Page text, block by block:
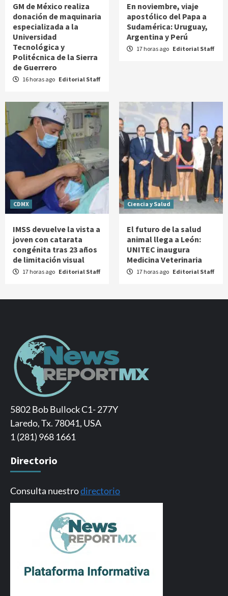
GM de México realiza
donación de maquinaria
especializada a la
Universidad
Tecnológica y
Politécnica de la Sierra
de Guerrero
16 horas ago Editorial Staff
En noviembre, viaje
apostólico del Papa a
Sudamérica: Uruguay,
Argentina y Perú
17 horas ago Editorial Staff
CDMX
IMSS devuelve la vista a
joven con catarata
congénita tras 23 años
de limitación visual
17 horas ago Editorial Staff
Ciencia y Salud
El futuro de la salud
animal llega a León:
UNITEC inaugura
Medicina Veterinaria
17 horas ago Editorial Staff
5802 Bob Bullock C1- 277Y
Laredo, Tx. 78041, USA
1 (281) 968 1661
Directorio
Consulta nuestrodirectorio